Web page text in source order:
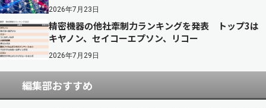
2026年7月23日
精密機器の他社牽制力ランキングを発表 トップ3は
キヤノン、セイコーエプソン、リコー
2026年7月29日
編集部おすすめ